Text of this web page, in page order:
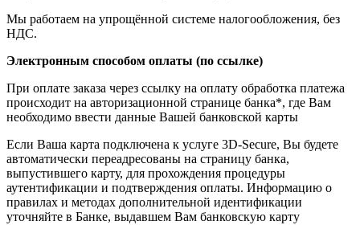
Мы работаем на упрощённой системе налогообложения, без
НДС.
Электронным способом оплаты (по ссылке)
При оплате заказа через ссылку на оплату обработка платежа
происходит на авторизационной странице банка*, где Вам
необходимо ввести данные Вашей банковской карты
Если Ваша карта подключена к услуге 3D-Secure, Вы будете
автоматически переадресованы на страницу банка,
выпустившего карту, для прохождения процедуры
аутентификации и подтверждения оплаты. Информацию о
правилах и методах дополнительной идентификации
уточняйте в Банке, выдавшем Вам банковскую карту